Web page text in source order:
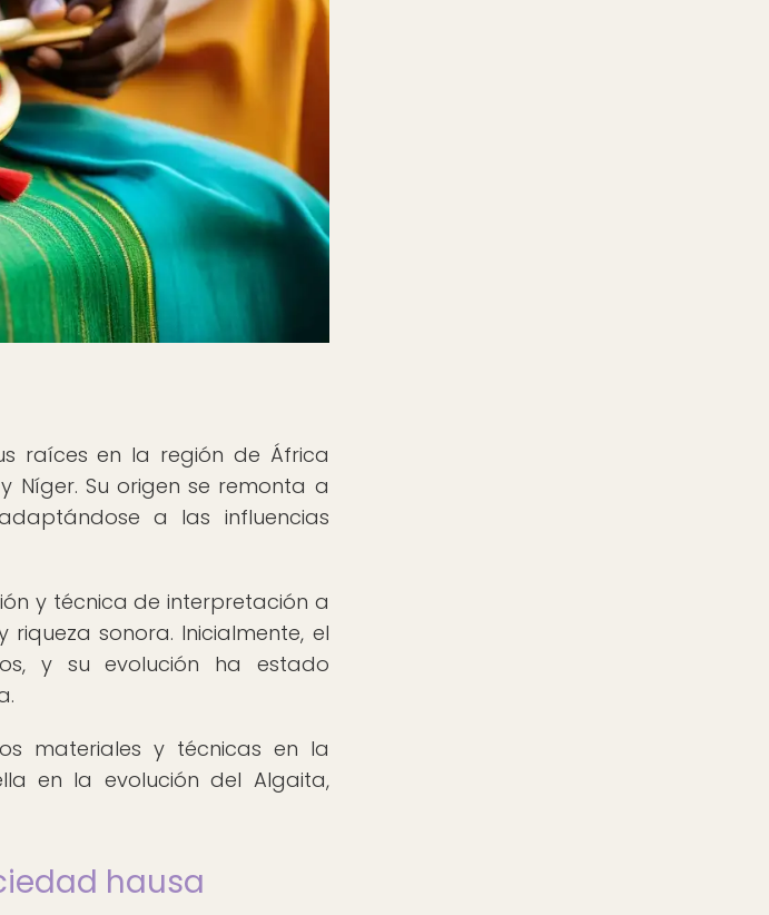
raíces en la región de África
Níger. Su origen se remonta a
a las influencias
y técnica de interpretación a
sonora. Inicialmente, el
y su evolución ha estado
materiales y técnicas en la
en la evolución del Algaita,
hausa